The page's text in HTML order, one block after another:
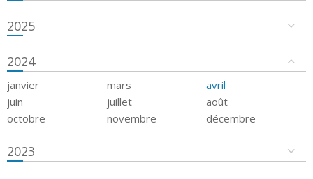
2025
2024
janvier mars
avril
juin
juillet
août
octobre
novembre décembre
2023